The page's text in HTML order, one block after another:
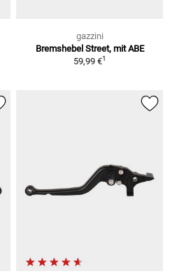
gazzini
Bremshebel Street, mit ABE
59,99 €1